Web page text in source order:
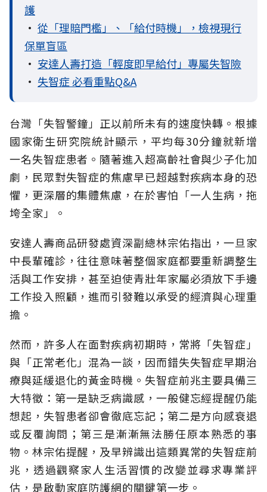
護
• 從「理賠門檻」、「給付時機」，檢視現行
保單盲區
• 安達人壽打造「輕度即早給付」專屬失智險
• 失智症 必看重點Q&A
台灣「失智警鐘」正以前所未有的速度快轉。根據
國家衛生研究院統計顯示，平均每30分鐘就新增
一名失智症患者。隨著進入超高齡社會與少子化加
劇，民眾對失智症的焦慮早已超越對疾病本身的恐
懼，更深層的集體焦慮，在於害怕「一人生病，拖
垮全家」。
安達人壽商品研發處資深副總林宗佑指出，一旦家
中長輩確診，往往意味著整個家庭都要重新調整生
活與工作安排，甚至迫使青壯年家屬必須放下手邊
工作投入照顧，進而引發難以承受的經濟與心理重
擔。
然而，許多人在面對疾病初期時，常將「失智症」
與「正常老化」混為一談，因而錯失失智症早期治
療與延緩退化的黃金時機。失智症前兆主要具備三
大特徵：第一是缺乏病識感，一般健忘經提醒仍能
想起，失智患者卻會徹底忘記；第二是方向感衰退
或反覆詢問；第三是漸漸無法勝任原本熟悉的事
物。林宗佑提醒，及早辨識出這類異常的失智症前
兆，透過觀察家人生活習慣的改變並尋求專業評
估，是啟動家庭防護網的關鍵第一步。